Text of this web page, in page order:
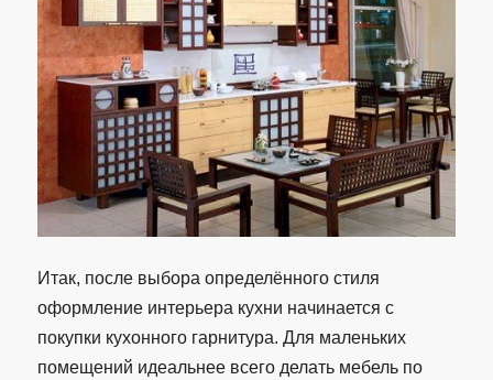
Итак, после выбора определённого стиля
оформление интерьера кухни начинается с
покупки кухонного гарнитура. Для маленьких
помещений идеальнее всего делать мебель по